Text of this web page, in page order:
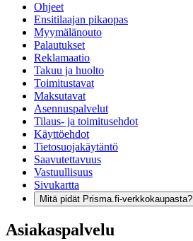
Ohjeet
Ensitilaajan pikaopas
Myymälänouto
Palautukset
Reklamaatio
Takuu ja huolto
Toimitustavat
Maksutavat
Asennuspalvelut
Tilaus- ja toimitusehdot
Käyttöehdot
Tietosuojakäytäntö
Saavutettavuus
Vastuullisuus
Sivukartta
Mitä pidät Prisma.fi-verkkokaupasta?
Asiakaspalvelu